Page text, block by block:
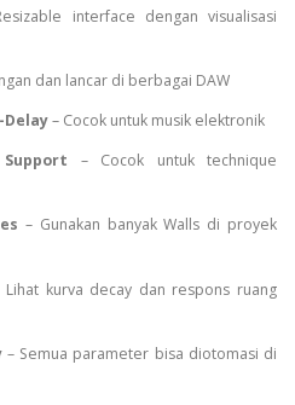
interface dengan visualisasi
dan lancar di berbagai DAW
Delay– Cocok untuk musik elektronik
– Cocok untuk technique
– Gunakan banyak Walls di proyek
kurva decay dan respons ruang
– Semua parameter bisa diotomasi di